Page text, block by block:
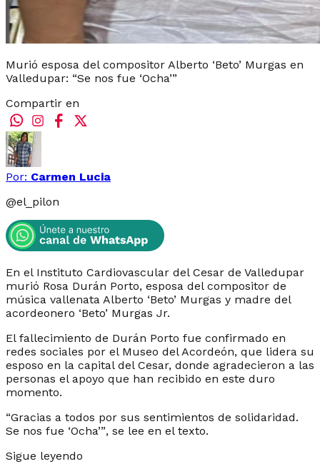
Murió esposa del compositor Alberto ‘Beto’ Murgas en
Valledupar: “Se nos fue ‘Ocha’”
Compartir en
Por: Carmen Lucia
@el_pilon
En el Instituto Cardiovascular del Cesar de Valledupar
murió Rosa Durán Porto, esposa del compositor de
música vallenata Alberto ‘Beto’ Murgas y madre del
acordeonero ‘Beto’ Murgas Jr.
El fallecimiento de Durán Porto fue confirmado en
redes sociales por el Museo del Acordeón, que lidera su
esposo en la capital del Cesar, donde agradecieron a las
personas el apoyo que han recibido en este duro
momento.
“Gracias a todos por sus sentimientos de solidaridad.
Se nos fue ‘Ocha’”, se lee en el texto.
Sigue leyendo